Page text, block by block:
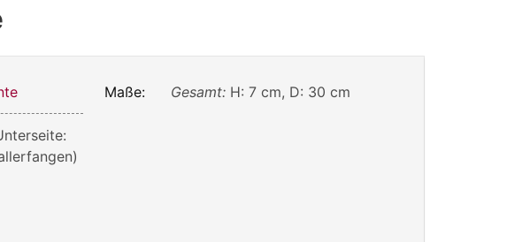
Maße: Gesamt: H: 7 cm, D: 30 cm